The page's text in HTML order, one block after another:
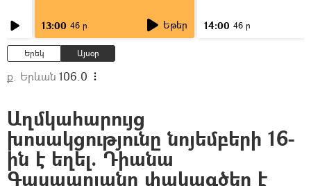
13:00 46 ր Եթեր 14:00 46 ր
Երեկ Այսօր
ք. Երևան 106.0
Աղմկահարույց
խոսակցությունը նոյեմբերի 16-
ին է եղել. Դիանա
Գասպարյանը փակագծեր է